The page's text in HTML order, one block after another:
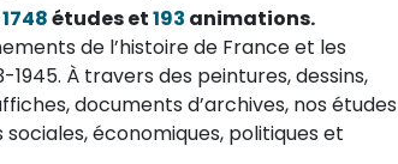
1748études et193 animations.
de l’histoire de France et les
À travers des peintures, dessins,
documents d’archives, nos études
économiques, politiques et